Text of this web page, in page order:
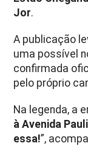
Jor.
A publicação
uma possível
confirmada
pelo próprio
Na legenda, a
à Avenida
essa!”,